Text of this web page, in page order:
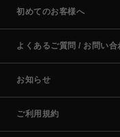
初めてのお客様へ
よくあるご質問 / お問い合
お知らせ
ご利用規約